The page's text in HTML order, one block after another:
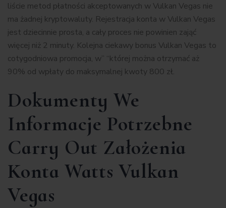
liście metod płatności akceptowanych w Vulkan Vegas nie
ma żadnej kryptowaluty. Rejestracja konta w Vulkan Vegas
jest dziecinnie prosta, a cały proces nie powinien zająć
więcej niż 2 minuty. Kolejna ciekawy bonus Vulkan Vegas to
cotygodniowa promocja, w” “której można otrzymać aż
90% od wpłaty do maksymalnej kwoty 800 zł.
Dokumenty We
Informacje Potrzebne
Carry Out Założenia
Konta Watts Vulkan
Vegas